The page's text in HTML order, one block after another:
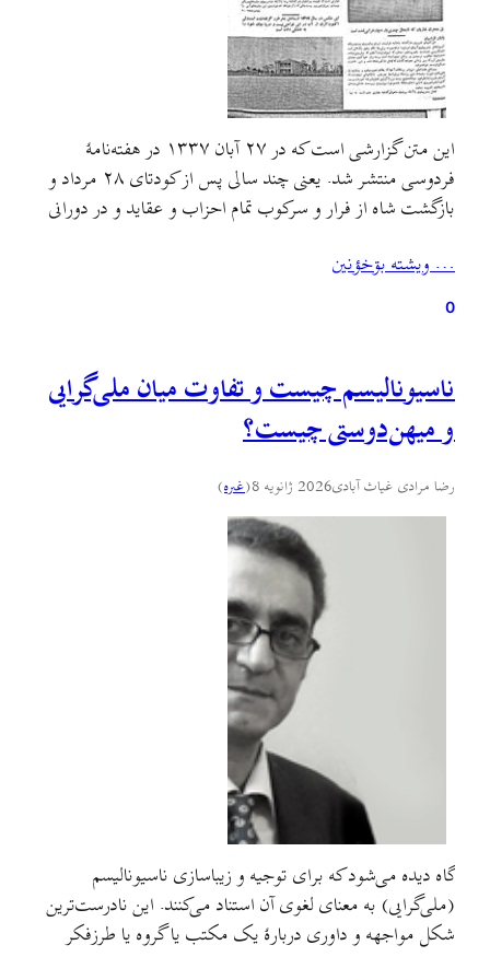
این متن گزارشی است که در ۲۷ آبان ۱۳۳۷ در هفته‌نامهٔ
فردوسی منتشر شد. یعنی چند سالی پس از کودتای ۲۸ مرداد و
بازگشت شاه از فرار و سرکوب تمام احزاب و عقايد و در دورانی
مشورتی کشوری و لشکری ایران حضور و نظارت
داشتند.هفته‌نامهٔ…
… ويشته بۊخؤنين
0
ناسیونالیسم چیست و تفاوت میان ملی‌گرایی
و میهن‌دوستی چیست؟
رضا مرادی غیاث آبادی2026 ژانویه 8 (غىره)
گاه دیده می‌شود که برای توجیه و زیباسازی ناسیونالیسم
(ملی‌گرایی) به معنای لغوی آن استناد می‌کنند. این نادرست‌ترین
شکل مواجهه و داوری دربارهٔ یک مکتب یا گروه یا طرزفکر